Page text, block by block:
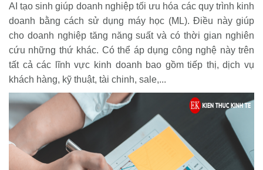
AI tạo sinh giúp doanh nghiệp tối ưu hóa các quy trình kinh
doanh bằng cách sử dụng máy học (ML). Điều này giúp
cho doanh nghiệp tăng năng suất và có thời gian nghiên
cứu những thứ khác. Có thể áp dụng công nghệ này trên
tất cả các lĩnh vực kinh doanh bao gồm tiếp thị, dịch vụ
khách hàng, kỹ thuật, tài chinh, sale,...